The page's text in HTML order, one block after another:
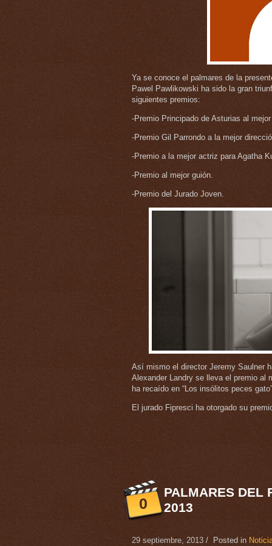
Ya se conoce el palmares de la
Pawel Pawlikowski ha sido la gran
siguientes premios:
-Premio Principado de Asturias al
-Premio Gil Parrondo a la mejor
-Premio a la mejor actriz para Agatha
-Premio al mejor guión.
-Premio del Jurado Joven.
Así mismo el director Jeremy Saulner
Alexander Landry se lleva el premio al
ha recaído en “Los insólitos peces
El jurado Fipresci ha otorgado su
0
PALMARES DEL
2013
29 septiembre, 2013 / Posted in